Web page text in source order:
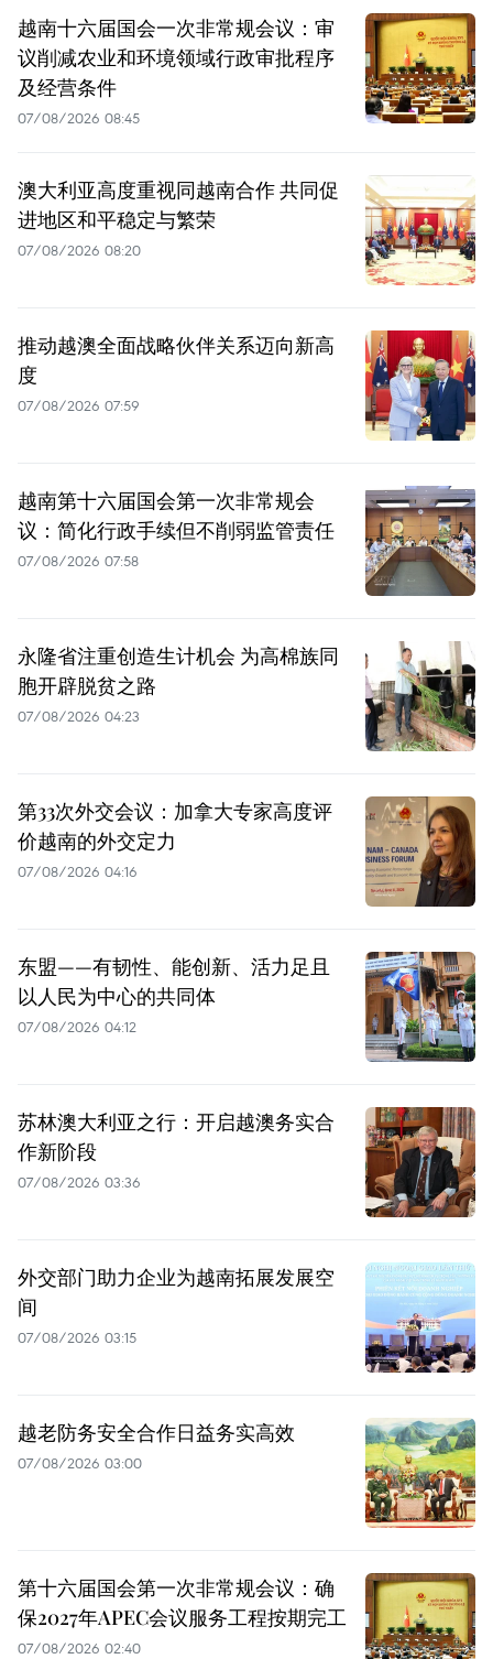
越南十六届国会一次非常规会议：审
议削减农业和环境领域行政审批程序
及经营条件
07/08/2026 08:45
澳大利亚高度重视同越南合作 共同促
进地区和平稳定与繁荣
07/08/2026 08:20
推动越澳全面战略伙伴关系迈向新高
度
07/08/2026 07:59
越南第十六届国会第一次非常规会
议：简化行政手续但不削弱监管责任
07/08/2026 07:58
永隆省注重创造生计机会 为高棉族同
胞开辟脱贫之路
07/08/2026 04:23
第33次外交会议：加拿大专家高度评
价越南的外交定力
07/08/2026 04:16
东盟——有韧性、能创新、活力足且
以人民为中心的共同体
07/08/2026 04:12
苏林澳大利亚之行：开启越澳务实合
作新阶段
07/08/2026 03:36
外交部门助力企业为越南拓展发展空
间
07/08/2026 03:15
越老防务安全合作日益务实高效
07/08/2026 03:00
第十六届国会第一次非常规会议：确
保2027年APEC会议服务工程按期完工
07/08/2026 02:40